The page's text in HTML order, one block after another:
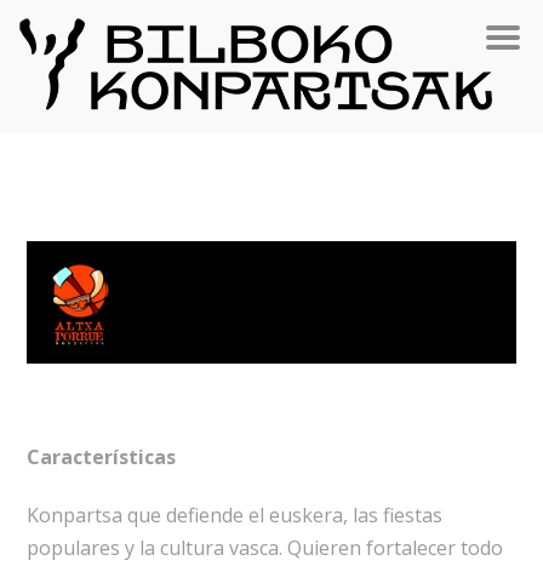
Características
Konpartsa que defiende el euskera, las fiestas
populares y la cultura vasca. Quieren fortalecer todo